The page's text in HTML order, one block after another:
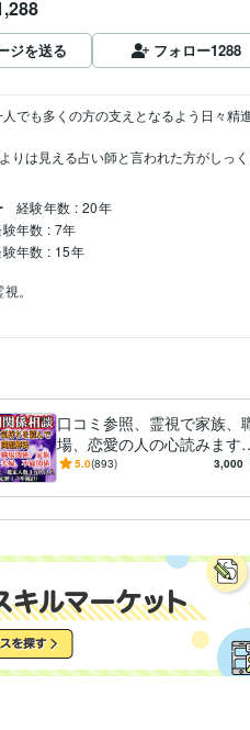
ジを送る フォロー1288
でも多くの方の支えとなるよう日々精
りは見える占い師と言われた方がしっ
経験年数 : 20年
年数 : 7年
験年数 : 15年
。
口コミ参照、霊視で家族、
場、恋愛の人の心読みます
鑑定歴１７年・秘密厳守・
5.0(893) 3,000